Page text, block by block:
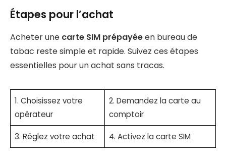
Étapes pour l’achat
Acheter une carte SIM prépayéeen bureau de
tabac reste simple et rapide. Suivez ces étapes
essentielles pour un achat sans tracas.
1. Choisissez votre
opérateur
2. Demandez la carte au
comptoir
3. Réglez votre achat 4. Activez la carte SIM